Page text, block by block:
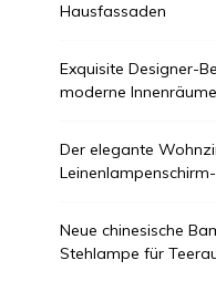
Hausfassaden
Exquisite Designer-
moderne Innenräume
Der elegante
Neue chinesische
Stehlampe für